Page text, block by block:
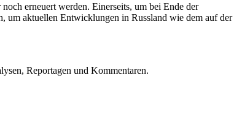
erneuert werden. Einerseits, um bei Ende der
um aktuellen Entwicklungen in Russland wie dem auf der
Reportagen und Kommentaren.